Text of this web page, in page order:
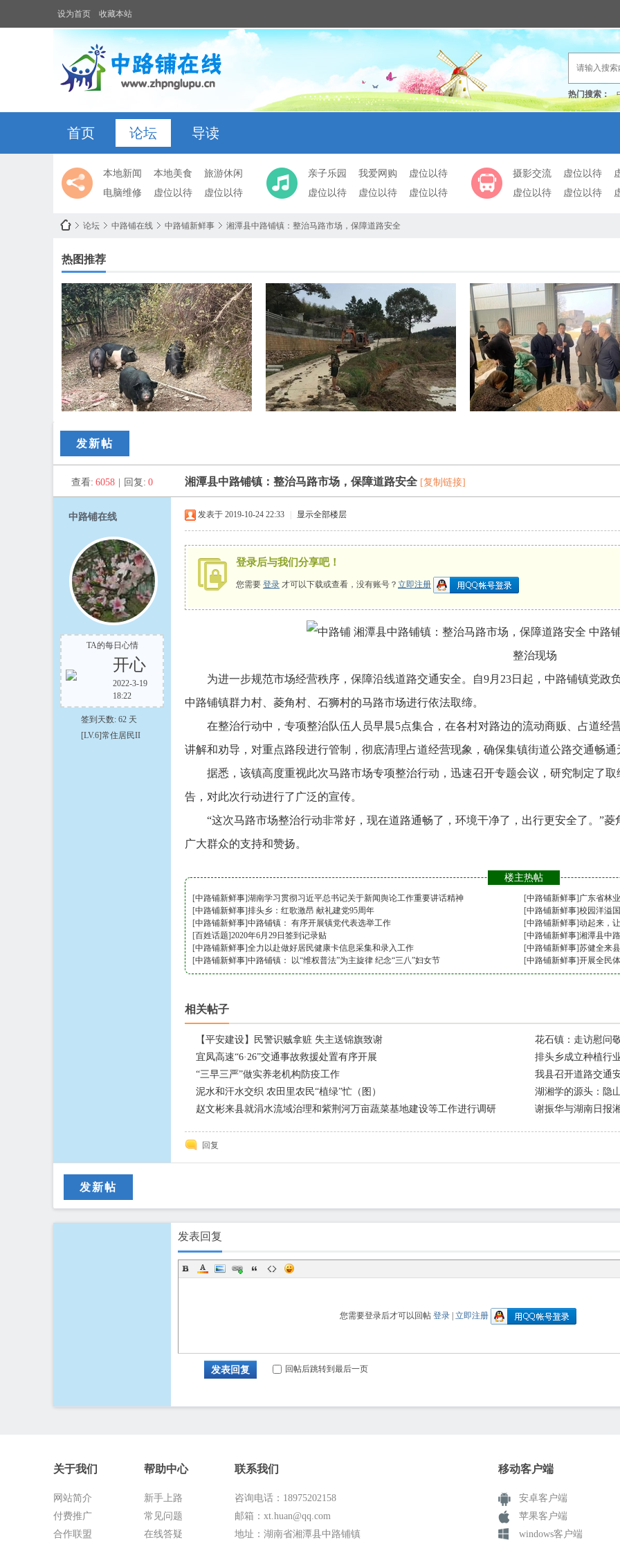
设为首页 收藏本站
热门搜索：
首页 论坛 导读
本地新闻 本地美食
旅游休闲
电脑维修
虚位以待 虚位以待
亲子乐园 我爱网购
虚位以待
虚位以待
虚位以待 虚位以待
摄影交流 虚位以待
虚位以待
虚位以待
中
在
论坛 中路铺在线 中路铺新鲜事 湘潭县中路铺镇：整治马路市场，保障道路安全
热图推荐
发新帖
查看: 6058 回复: 0 湘潭县中路铺镇：整治马路市场，保障道路安全 [复制链接]
中路铺在线
TA的每日心情
开心
2022-3-19
18:22
签到天数: 62 天
[LV.6]常住居民II
发表于 2019-10-24 22:33 显示全部楼层
登录后与我们分享吧！
您需要 登录 才可以下载或查看，没有账号？ 立即注册
整治现场
为进一步规范市场经营秩序，保障沿线道路交通安全。自9月23日起，中路铺镇党政
中路铺镇群力村、菱角村、石狮村的马路市场进行依法取缔。
在整治行动中，专项整治队伍人员早晨5点集合，在各村对路边的流动商贩、占道经
讲解和劝导，对重点路段进行管制，彻底清理占道经营现象，确保集镇街道公路交通畅通
据悉，该镇高度重视此次马路市场专项整治行动，迅速召开专题会议，研究制定了取
告，对此次行动进行了广泛的宣传。
“这次马路市场整治行动非常好，现在道路通畅了，环境干净了，出行更安全了。”菱
广大群众的支持和赞扬。
楼主热帖
湖南学习贯彻习近平总书记关于新闻舆论工作重要讲话精神
[中路铺新鲜事] 广东省林
[中路铺新鲜事]
排头乡：红歌激昂 献礼建党95周年
[中路铺新鲜事] 校园洋溢
[中路铺新鲜事]
中路铺镇： 有序开展镇党代表选举工作
[中路铺新鲜事] 动起来，
[中路铺新鲜事]
2020年6月29日签到记录贴
[百姓话题] 湘潭县中
[中路铺新鲜事]
全力以赴做好居民健康卡信息采集和录入工作
[中路铺新鲜事] 苏健全来
[中路铺新鲜事]
中路铺镇： 以“维权普法”为主旋律 纪念“三八”妇女节
[中路铺新鲜事] 开展全民
[中路铺新鲜事]
相关帖子
【平安建设】民警识贼拿赃 失主送锦旗致谢
花石镇：走访慰问
宜凤高速“6·26”交通事故救援处置有序开展
排头乡成立种植行
“三早三严”做实养老机构防疫工作
我县召开道路交通
泥水和汗水交织 农田里农民“植绿”忙（图）
湖湘学的源头：隐
赵文彬来县就涓水流域治理和紫荆河万亩蔬菜基地建设等工作进行调研
谢振华与湖南日报
回复
发新帖
发表回复
您需要登录后才可以回帖 登录 立即注册
发表回复 回帖后跳转到最后一页
关于我们
网站简介
付费推广
合作联盟
帮助中心
新手上路
常见问题
在线答疑
联系我们
咨询电话：18975202158
邮箱：xt.huan@qq.com
地址：湖南省湘潭县中路铺镇
移动客户端
安卓客户端
苹果客户端
windows客户端